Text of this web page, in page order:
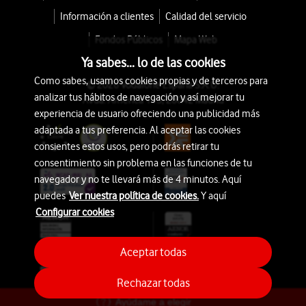
Ayúdame a elegir
Información a clientes
Calidad del servicio
Fondos Públicos
Mapa Web
© 2026 Vodafone España S.A.U.
Avda. América 115, 28042 Madrid
Ya sabes... lo de las cookies
Como sabes, usamos cookies propias y de terceros para
analizar tus hábitos de navegación y así mejorar tu
experiencia de usuario ofreciendo una publicidad más
adaptada a tus preferencia. Al aceptar las cookies
consientes estos usos, pero podrás retirar tu
consentimiento sin problema en las funciones de tu
navegador y no te llevará más de 4 minutos. Aquí
puedesVer nuestra política de cookies.Y aquí
Configurar cookies
Rechazar todas
Aceptar todas